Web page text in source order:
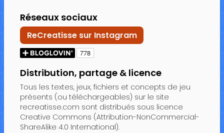
Réseaux sociaux
ReCreatisse sur Instagram
Distribution, partage & licence
Tous les textes, jeux, fichiers et concepts de jeu
présents (ou téléchargeables) sur le site
recreatisse.com sont distribués sous licence
Creative Commons (Attribution-NonCommercial-
ShareAlike 4.0 International).